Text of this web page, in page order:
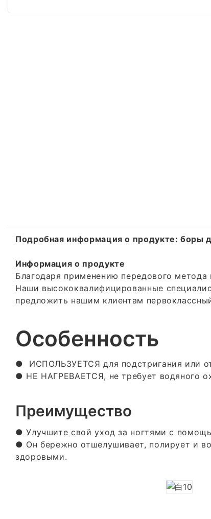
Подробная информация о продукте: боры
Информация о продукте
Благодаря применению передового
Наши высококвалифицированные
предложить нашим клиентам
Особенность
●
ИСПОЛЬЗУЕТСЯ для подстригания или
● НЕ НАГРЕВАЕТСЯ, не требует водяного
Преимущество
● Улучшите свой уход за ногтями с
● Он бережно отшелушивает, полирует и
здоровыми.